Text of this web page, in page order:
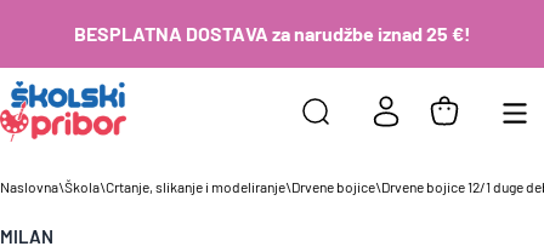
BESPLATNA DOSTAVA za narudžbe iznad 25 €!
Naslovna\Škola\Crtanje, slikanje i modeliranje\Drvene bojice\Drvene bojice 12/1 duge
MILAN